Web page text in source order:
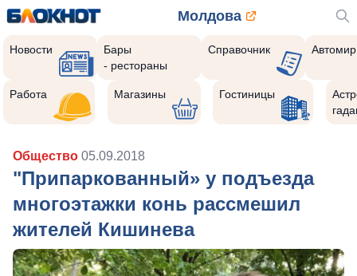
Молдова
Новости
Бары
- рестораны
Справочник Автомир
Работа Магазины Гостиницы
Общество 05.09.2018
"Припаркованный» у подъезда
многоэтажки конь рассмешил
жителей Кишинева